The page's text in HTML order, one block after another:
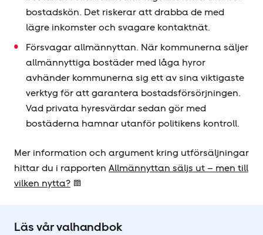
bostadskön. Det riskerar att drabba de med
lägre inkomster och svagare kontaktnät.
Försvagar allmännyttan. När kommunerna säljer
allmännyttiga bostäder med låga hyror
avhänder kommunerna sig ett av sina viktigaste
verktyg för att garantera bostadsförsörjningen.
Vad privata hyresvärdar sedan gör med
bostäderna hamnar utanför politikens kontroll.
Mer information och argument kring utförsäljningar
hittar du i rapporten Allmännyttan säljs ut – men till
vilken nytta?
Läs vår valhandbok